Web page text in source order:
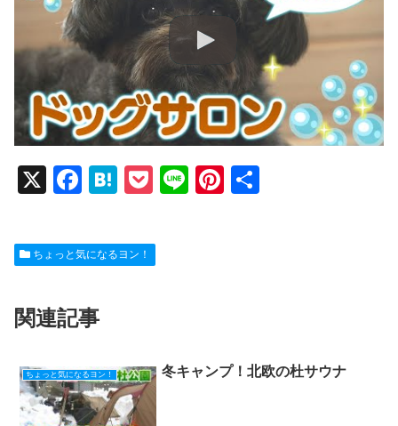
X
F
c
e
o
k
H
e
n
P
ck
et
Li
Pi
ちょっと気になるヨン！
関連記事
ちょっと気になるヨン！ 冬キャンプ！北欧の杜サウナ